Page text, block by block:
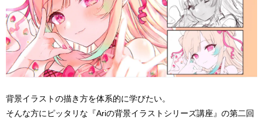
背景イラストの描き方を体系的に学びたい。
そんな方にピッタリな『Ariの背景イラストシリーズ講座』の第二回